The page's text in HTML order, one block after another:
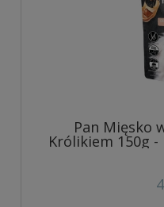
Pan Mięsko
Królikiem 150g